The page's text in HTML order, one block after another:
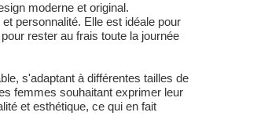
moderne et original.
personnalité. Elle est idéale pour
rester au frais toute la journée
s'adaptant à différentes tailles de
femmes souhaitant exprimer leur
et esthétique, ce qui en fait